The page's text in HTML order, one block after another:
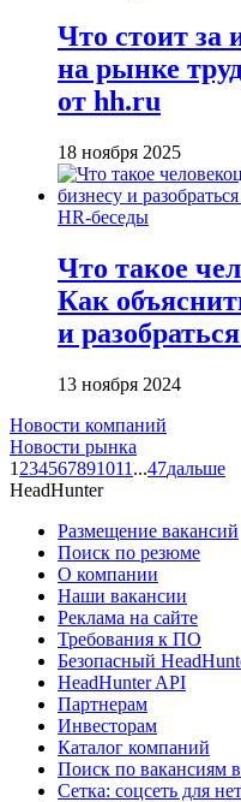
Что стоит за
на рынке
от hh.ru
18 ноября 2025
HR-беседы
Что такое
Как
и
13 ноября 2024
Новости компаний
Новости рынка
1 234567891011 ...47дальше
HeadHunter
Размещение вакансий
Поиск по резюме
О компании
Наши вакансии
Реклама на сайте
Требования к ПО
Безопасный
HeadHunter API
Партнерам
Инвесторам
Каталог компаний
Поиск по вакансиям
Сетка: соцсеть для